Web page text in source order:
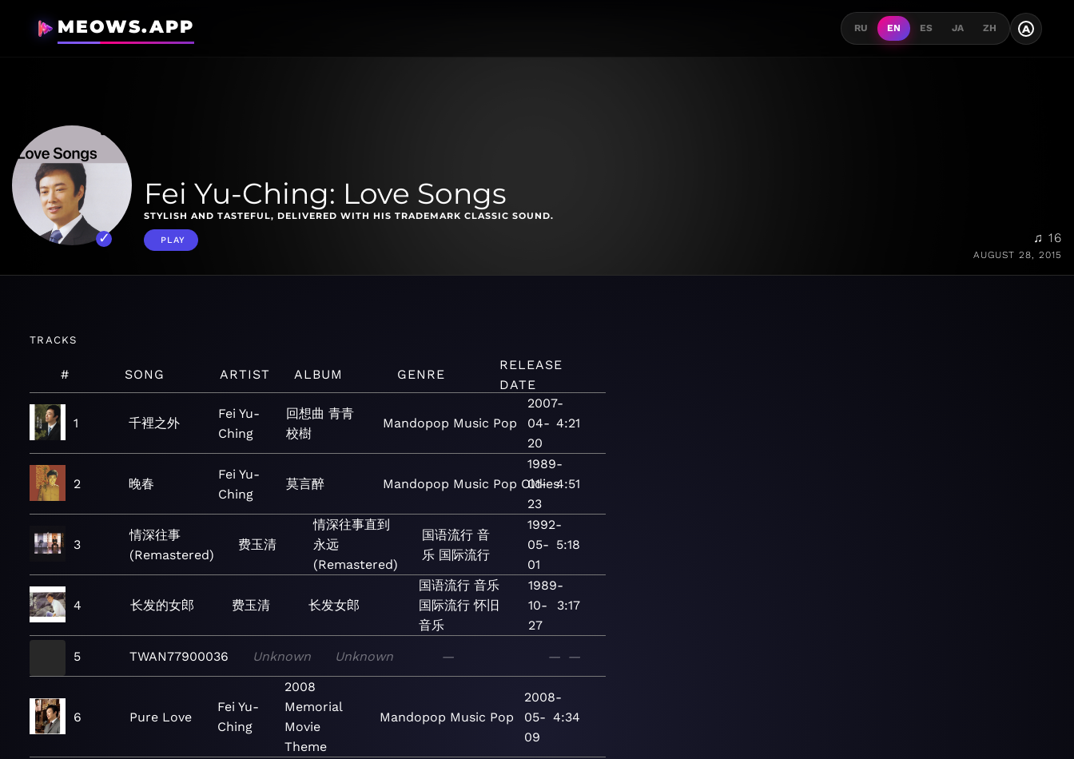
MEOWS.APP RU EN ES JA ZH A
Fei Yu-Ching: Love Songs
STYLISH AND TASTEFUL, DELIVERED WITH HIS TRADEMARK CLASSIC SOUND.
PLAY ♫ 16
AUGUST 28, 2015
TRACKS
# SONG ARTIST ALBUM GENRE
RELEASE
DATE
1 千裡之外
Fei Yu-
Ching
回想曲 青青
校樹
Mandopop Music Pop
2007-
04-
20
4:21
2 晚春
Fei Yu-
Ching
莫言醉 Mandopop Music Pop Oldies
1989-
01-
23
4:51
3
情深往事
(Remastered)
费玉清
情深往事直到
永远
(Remastered)
国语流行 音
乐 国际流行
1992-
05-
01
5:18
4 长发的女郎 费玉清 长发女郎
国语流行 音乐
国际流行 怀旧
音乐
1989-
10-
27
3:17
5 TWAN77900036 Unknown Unknown — — —
6 Pure Love
Fei Yu-
Ching
2008
Memorial
Movie
Theme
Mandopop Music Pop
2008-
05-
09
4:34